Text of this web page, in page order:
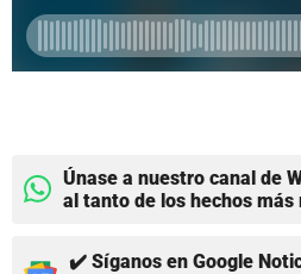
Únase a nuestro canal de
al tanto de los hechos más
✔️ Síganos en Google